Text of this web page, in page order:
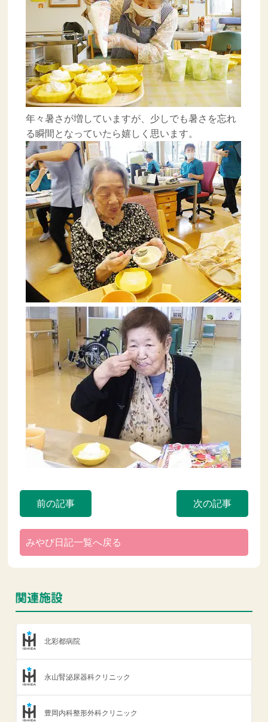
年々暑さが増していますが、少しでも暑さを忘れ
る瞬間となっていたら嬉しく思います。
前の記事 次の記事
みやび日記一覧へ戻る
北彩都病院
永山腎泌尿器科クリニック
豊岡内科整形外科クリニック